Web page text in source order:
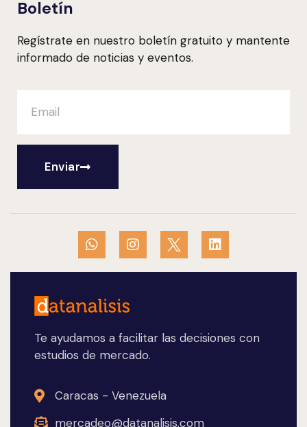
Te ayudamos a facilitar las decisiones con
estudios de mercado.
Caracas - Venezuela
mercadeo@datanalisis.com
Boletín
Regístrate en nuestro boletín gratuito y mantente
informado de noticias y eventos.
Enviar